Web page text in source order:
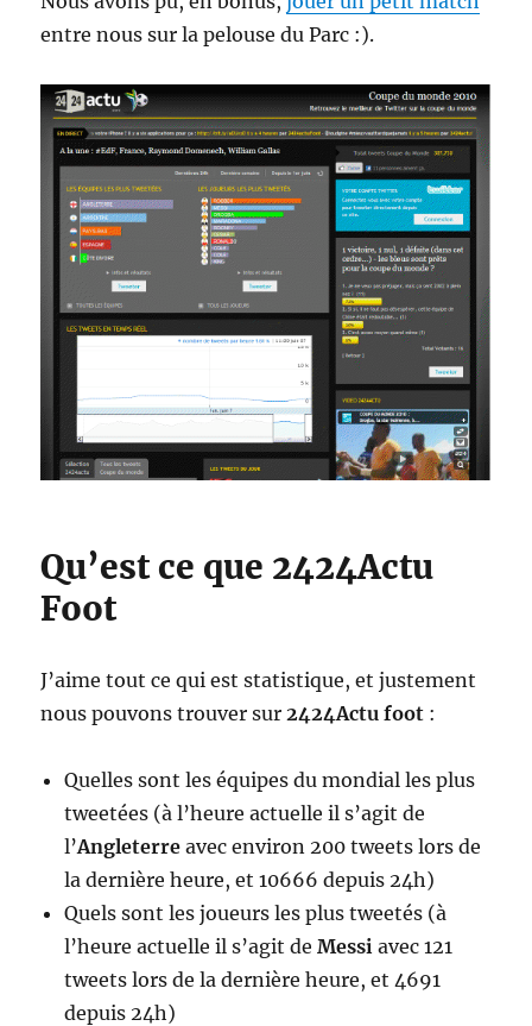
entre nous sur la pelouse du Parc :).
Qu’est ce que 2424Actu
Foot
J’aime tout ce qui est statistique, et justement
nous pouvons trouver sur 2424Actu foot :
Quelles sont les équipes du mondial les plus
tweetées (à l’heure actuelle il s’agit de
l’Angleterre avec environ 200 tweets lors de
la dernière heure, et 10666 depuis 24h)
Quels sont les joueurs les plus tweetés (à
l’heure actuelle il s’agit deMessi avec 121
tweets lors de la dernière heure, et 4691
depuis 24h)